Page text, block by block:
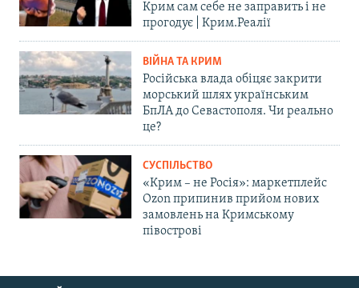
Крим сам себе не заправить і не
прогодує | Крим.Реалії
ВІЙНА ТА КРИМ
Російська влада обіцяє закрити
морський шлях українським
БпЛА до Севастополя. Чи реально
це?
СУСПІЛЬСТВО
«Крим – не Росія»: маркетплейс
Ozon припинив прийом нових
замовлень на Кримському
півострові